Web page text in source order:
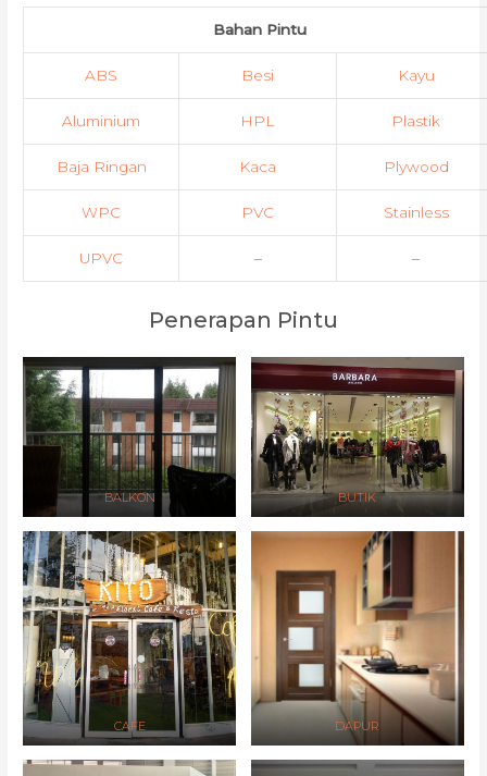
Bahan Pintu
ABS Besi Kayu
Aluminium HPL Plastik
Baja Ringan Kaca Plywood
WPC PVC Stainless
UPVC – –
Penerapan Pintu
BALKON BUTIK
CAFE DAPUR